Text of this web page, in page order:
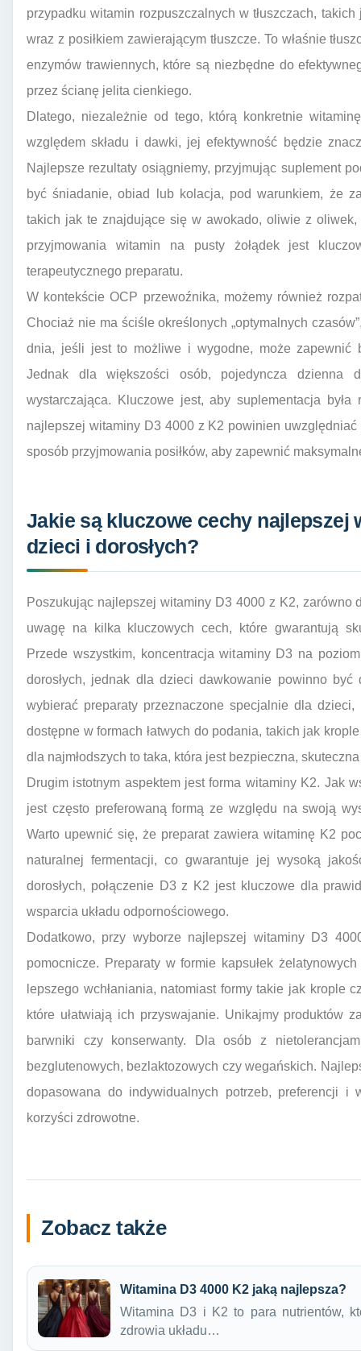
przypadku witamin rozpuszczalnych w tłuszczach,
wraz z posiłkiem zawierającym tłuszcze. To właśnie
enzymów trawiennych, które są niezbędne do
przez ścianę jelita cienkiego.
Dlatego, niezależnie od tego, którą konkretnie
względem składu i dawki, jej efektywność będzie
Najlepsze rezultaty osiągniemy, przyjmując suplement
być śniadanie, obiad lub kolacja, pod warunkiem, że
takich jak te znajdujące się w awokado, oliwie z
przyjmowania witamin na pusty żołądek jest
terapeutycznego preparatu.
W kontekście OCP przewoźnika, możemy również
Chociaż nie ma ściśle określonych „optymalnych
dnia, jeśli jest to możliwe i wygodne, może zapewnić
Jednak dla większości osób, pojedyncza dzienna
wystarczająca. Kluczowe jest, aby suplementacja
najlepszej witaminy D3 4000 z K2 powinien
sposób przyjmowania posiłków, aby zapewnić
Jakie są kluczowe cechy najlepszej
dzieci i dorosłych?
Poszukując najlepszej witaminy D3 4000 z K2, zarówno
uwagę na kilka kluczowych cech, które gwarantują
Przede wszystkim, koncentracja witaminy D3 na
dorosłych, jednak dla dzieci dawkowanie powinno
wybierać preparaty przeznaczone specjalnie dla
dostępne w formach łatwych do podania, takich jak
dla najmłodszych to taka, która jest bezpieczna,
Drugim istotnym aspektem jest forma witaminy K2. Jak
jest często preferowaną formą ze względu na swoją
Warto upewnić się, że preparat zawiera witaminę K2
naturalnej fermentacji, co gwarantuje jej wysoką
dorosłych, połączenie D3 z K2 jest kluczowe dla
wsparcia układu odpornościowego.
Dodatkowo, przy wyborze najlepszej witaminy D3
pomocnicze. Preparaty w formie kapsułek
lepszego wchłaniania, natomiast formy takie jak krople
które ułatwiają ich przyswajanie. Unikajmy produktów
barwniki czy konserwanty. Dla osób z
bezglutenowych, bezlaktozowych czy wegańskich.
dopasowana do indywidualnych potrzeb, preferencji i
korzyści zdrowotne.
Zobacz także
Witamina D3 4000 K2 jaką najlepsza?
Witamina D3 i K2 to para nutrientów,
zdrowia układu…